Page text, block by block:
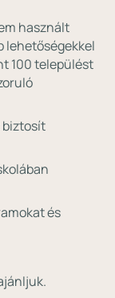
használt
lehetőségekkel
100 települést
biztosít
és